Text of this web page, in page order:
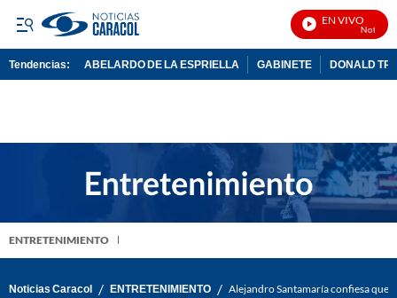
EN VIVO
Noticias
Tendencias: ABELARDO DE LA ESPRIELLA GABINETE DONALD
ENTRETENIMIENTO
Noticias Caracol / ENTRETENIMIENTO / Alejandro Santamaría confiesa que